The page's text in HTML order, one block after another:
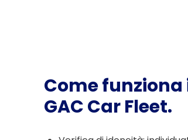
Come funziona
GAC Car Fleet.